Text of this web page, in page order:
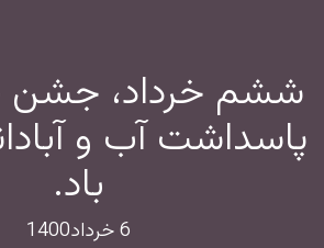
ششم خرداد، جشن
پاسداشت آب و
باد.
6 خرداد1400